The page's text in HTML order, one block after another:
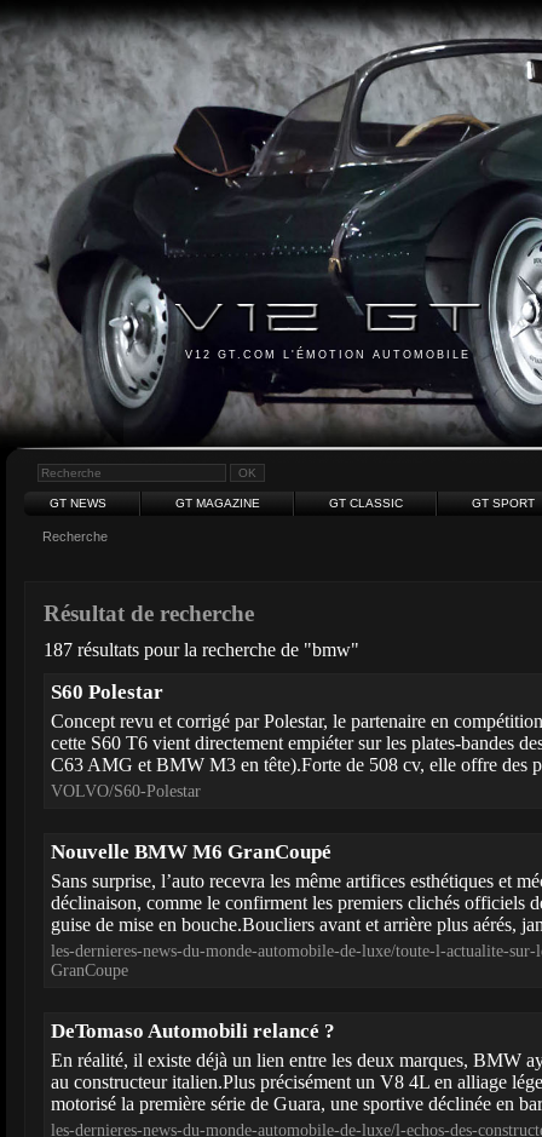
V12 GT.COM L'ÉMOTION AUTOMOBILE
GT NEWS GT MAGAZINE GT CLASSIC GT SPORT
Recherche
Résultat de recherche
187 résultats pour la recherche de "bmw"
S60 Polestar
Concept revu et corrigé par Polestar, le partenaire en
cette S60 T6 vient directement empiéter sur les plates-bandes
C63 AMG et BMW M3 en tête).Forte de 508 cv, elle offre des
VOLVO/S60-Polestar
Nouvelle BMW M6 GranCoupé
Sans surprise, l’auto recevra les même artifices esthétiques et
déclinaison, comme le confirment les premiers clichés officiels
guise de mise en bouche.Boucliers avant et arrière plus aérés,
les-dernieres-news-du-monde-automobile-de-luxe/toute-l-actualite-
GranCoupe
DeTomaso Automobili relancé ?
En réalité, il existe déjà un lien entre les deux marques, BMW
au constructeur italien.Plus précisément un V8 4L en alliage
motorisé la première série de Guara, une sportive déclinée en
les-dernieres-news-du-monde-automobile-de-luxe/l-echos-des-